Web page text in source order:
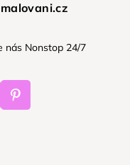
nás Nonstop 24/7
Pinterest